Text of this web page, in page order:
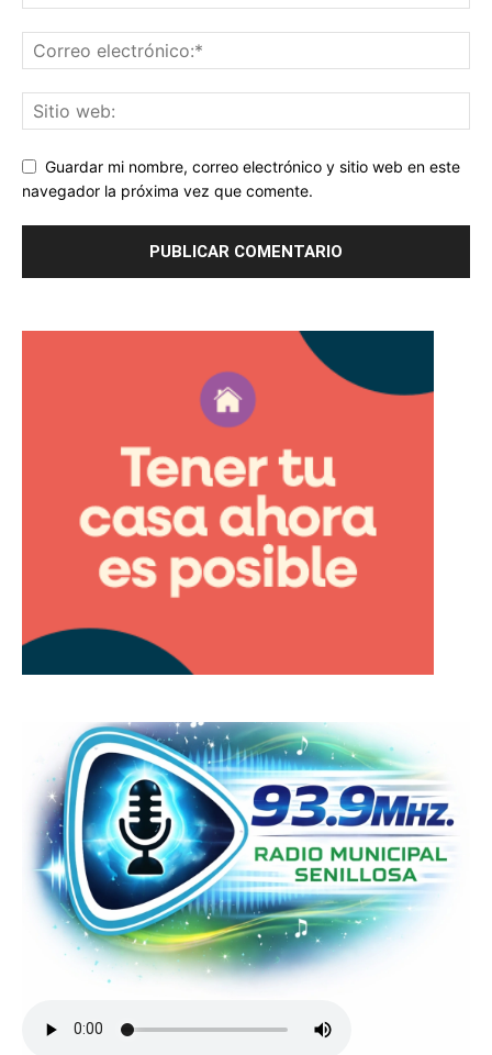
Guardar mi nombre, correo electrónico y sitio web en este
navegador la próxima vez que comente.